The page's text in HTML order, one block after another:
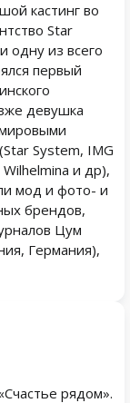
рядом».
кастинг во
Star
одну из всего
первый
девушка
System, IMG
и др),
мод и фото- и
брендов,
Цум
Германия),